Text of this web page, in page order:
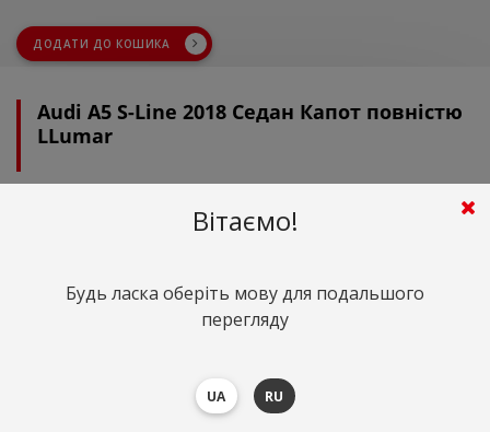
ДОДАТИ ДО КОШИКА
Audi A5 S-Line 2018 Седан Капот повністю
LLumar
грн.($0)
Вітаємо!
Будь ласка оберіть мову для подальшого
перегляду
UA RU